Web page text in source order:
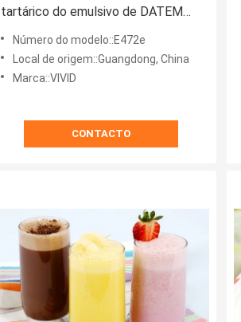
tartárico do emulsivo de DATEM
E472e com a emulsificação que
dispersa o anti Retrogradation
Número do modelo::E472e
Local de origem::Guangdong, China
Marca::VIVID
CONTACTO